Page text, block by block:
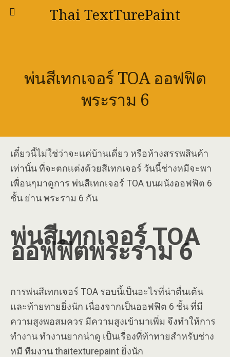
Thai TextTurePaint
พ่นสีเทกเจอร์ TOA ออฟฟิต
พระราม 6
เดี๋ยวนี้ไม่ใช่ว่าจะเเค่บ้านเดี่ยว หรือห้างสรรพสินค้า
เท่านั้น ที่จะตกเเต่งด้วยสีเทกเจอร์ วันนี้ช่างหมีจะพา
เพื่อนๆมาดูการ พ่นสีเทกเจอร์ TOA บนผนังออฟฟิต 6
ชั้น ย่าน พระราม 6 กัน
พ่นสีเทกเจอร์ TOA
ออฟฟิตพระราม 6
การพ่นสีเทกเจอร์ TOA รอบนี้เป็นอะไรที่น่าตื่นเต้น
เเละท้ายทายยิ่งนัก เนื่องจากเป็นออฟฟิต 6 ชั้น ที่มี
ความสูงพอสมควร มีความสูงเข้ามาเพิ่ม จึงทำให้การ
ทำงาน ทำงานยากน่าดู เป็นเรื่องที่ท้าทายสำหรับช่าง
หมี ทีมงาน thaitexturepaint ยิ่งนัก